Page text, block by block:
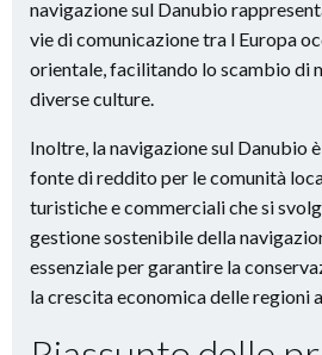
navigazione sul Danubio
vie di comunicazione tra l Europa
orientale, facilitando lo scambio di
diverse culture.
Inoltre, la navigazione sul Danubio
fonte di reddito per le comunità
turistiche e commerciali che si
gestione sostenibile della
essenziale per garantire la
la crescita economica delle regioni